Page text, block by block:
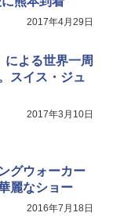
2017年4月29日
による世界一周
スイス・ジュ
2017年3月10日
グウォーカー
麗なショー
2016年7月18日